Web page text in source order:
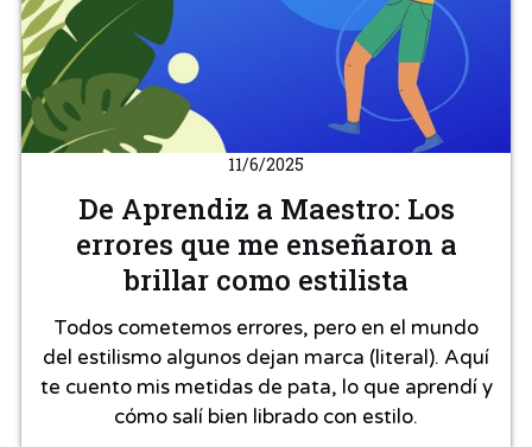
11/6/2025
De Aprendiz a Maestro: Los
errores que me enseñaron a
brillar como estilista
Todos cometemos errores, pero en el mundo
del estilismo algunos dejan marca (literal). Aquí
te cuento mis metidas de pata, lo que aprendí y
cómo salí bien librado con estilo.